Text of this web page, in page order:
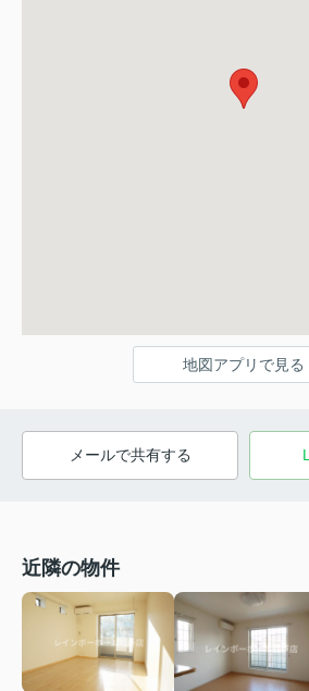
地図アプリで見る
メールで共有する
近隣の物件